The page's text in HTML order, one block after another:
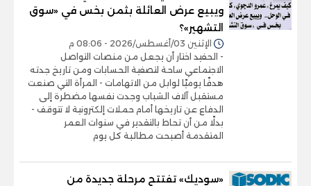
ويبيع عرض العائلة بثمن بخس في «سوق
التشهير»؟
الإثنين 03/أغسطس/2026 - 08:06 م
- الحفيد اختار أن يجعل من منصات التواصل
الاجتماعي ساحة لتصفية الحسابات ومن تاريخ جدته
هدفًا يوميًا لوابل من الاتهامات - المرأة التي صنعت
مستقبل آلاف الشباب وجدت نفسها مضطرة إلى
الدفاع عن تاريخها أمام حملات إلكترونية لا تتوقف -
بدلًا من أن تحاط بالتقدير في سنوات العمر
المتقدمة أصبحت مطالبة كل يوم
«سوديك» تفتتح مرحلة جديدة من